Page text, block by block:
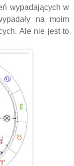
wypadających w
na moim
Ale nie jest to